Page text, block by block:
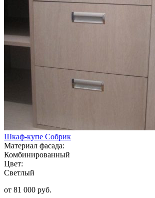
Шкаф-купе Собрик
Материал фасада:
Комбинированный
Цвет:
Светлый
от 81 000 руб.